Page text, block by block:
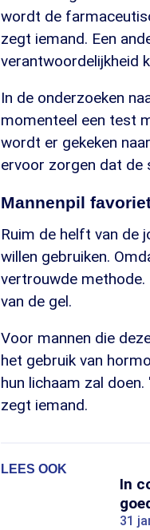
wordt de
zegt iemand. Een
verantwoordelijkheid
In de onderzoeken
momenteel een test
wordt er gekeken
ervoor zorgen dat
Mannenpil
Ruim de helft van de
willen gebruiken.
vertrouwde
van de gel.
Voor mannen die
het gebruik van
hun lichaam zal
zegt iemand.
LEES OOK
In
31